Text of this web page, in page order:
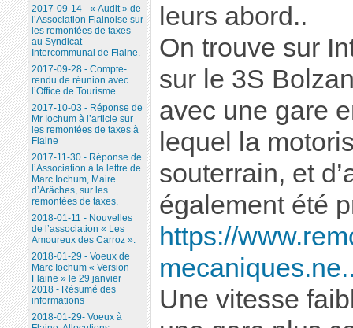
leurs abord..
On trouve sur
sur le 3S
avec une gare
lequel la
souterrain, et
également été
https://
Une vitesse
2017-09-14 - « Audit » de
l’Association Flainoise sur
les remontées de taxes
au Syndicat
Intercommunal de Flaine.
2017-09-28 - Compte-
rendu de réunion avec
l’Office de Tourisme
2017-10-03 - Réponse de
Mr Iochum à l’article sur
les remontées de taxes à
Flaine
2017-11-30 - Réponse de
l’Association à la lettre de
Marc Iochum, Maire
d’Arâches, sur les
remontées de taxes.
2018-01-11 - Nouvelles
de l’association « Les
Amoureux des Carroz ».
2018-01-29 - Voeux de
Marc Iochum « Version
Flaine » le 29 janvier
2018 - Résumé des
informations
2018-01-29- Voeux à